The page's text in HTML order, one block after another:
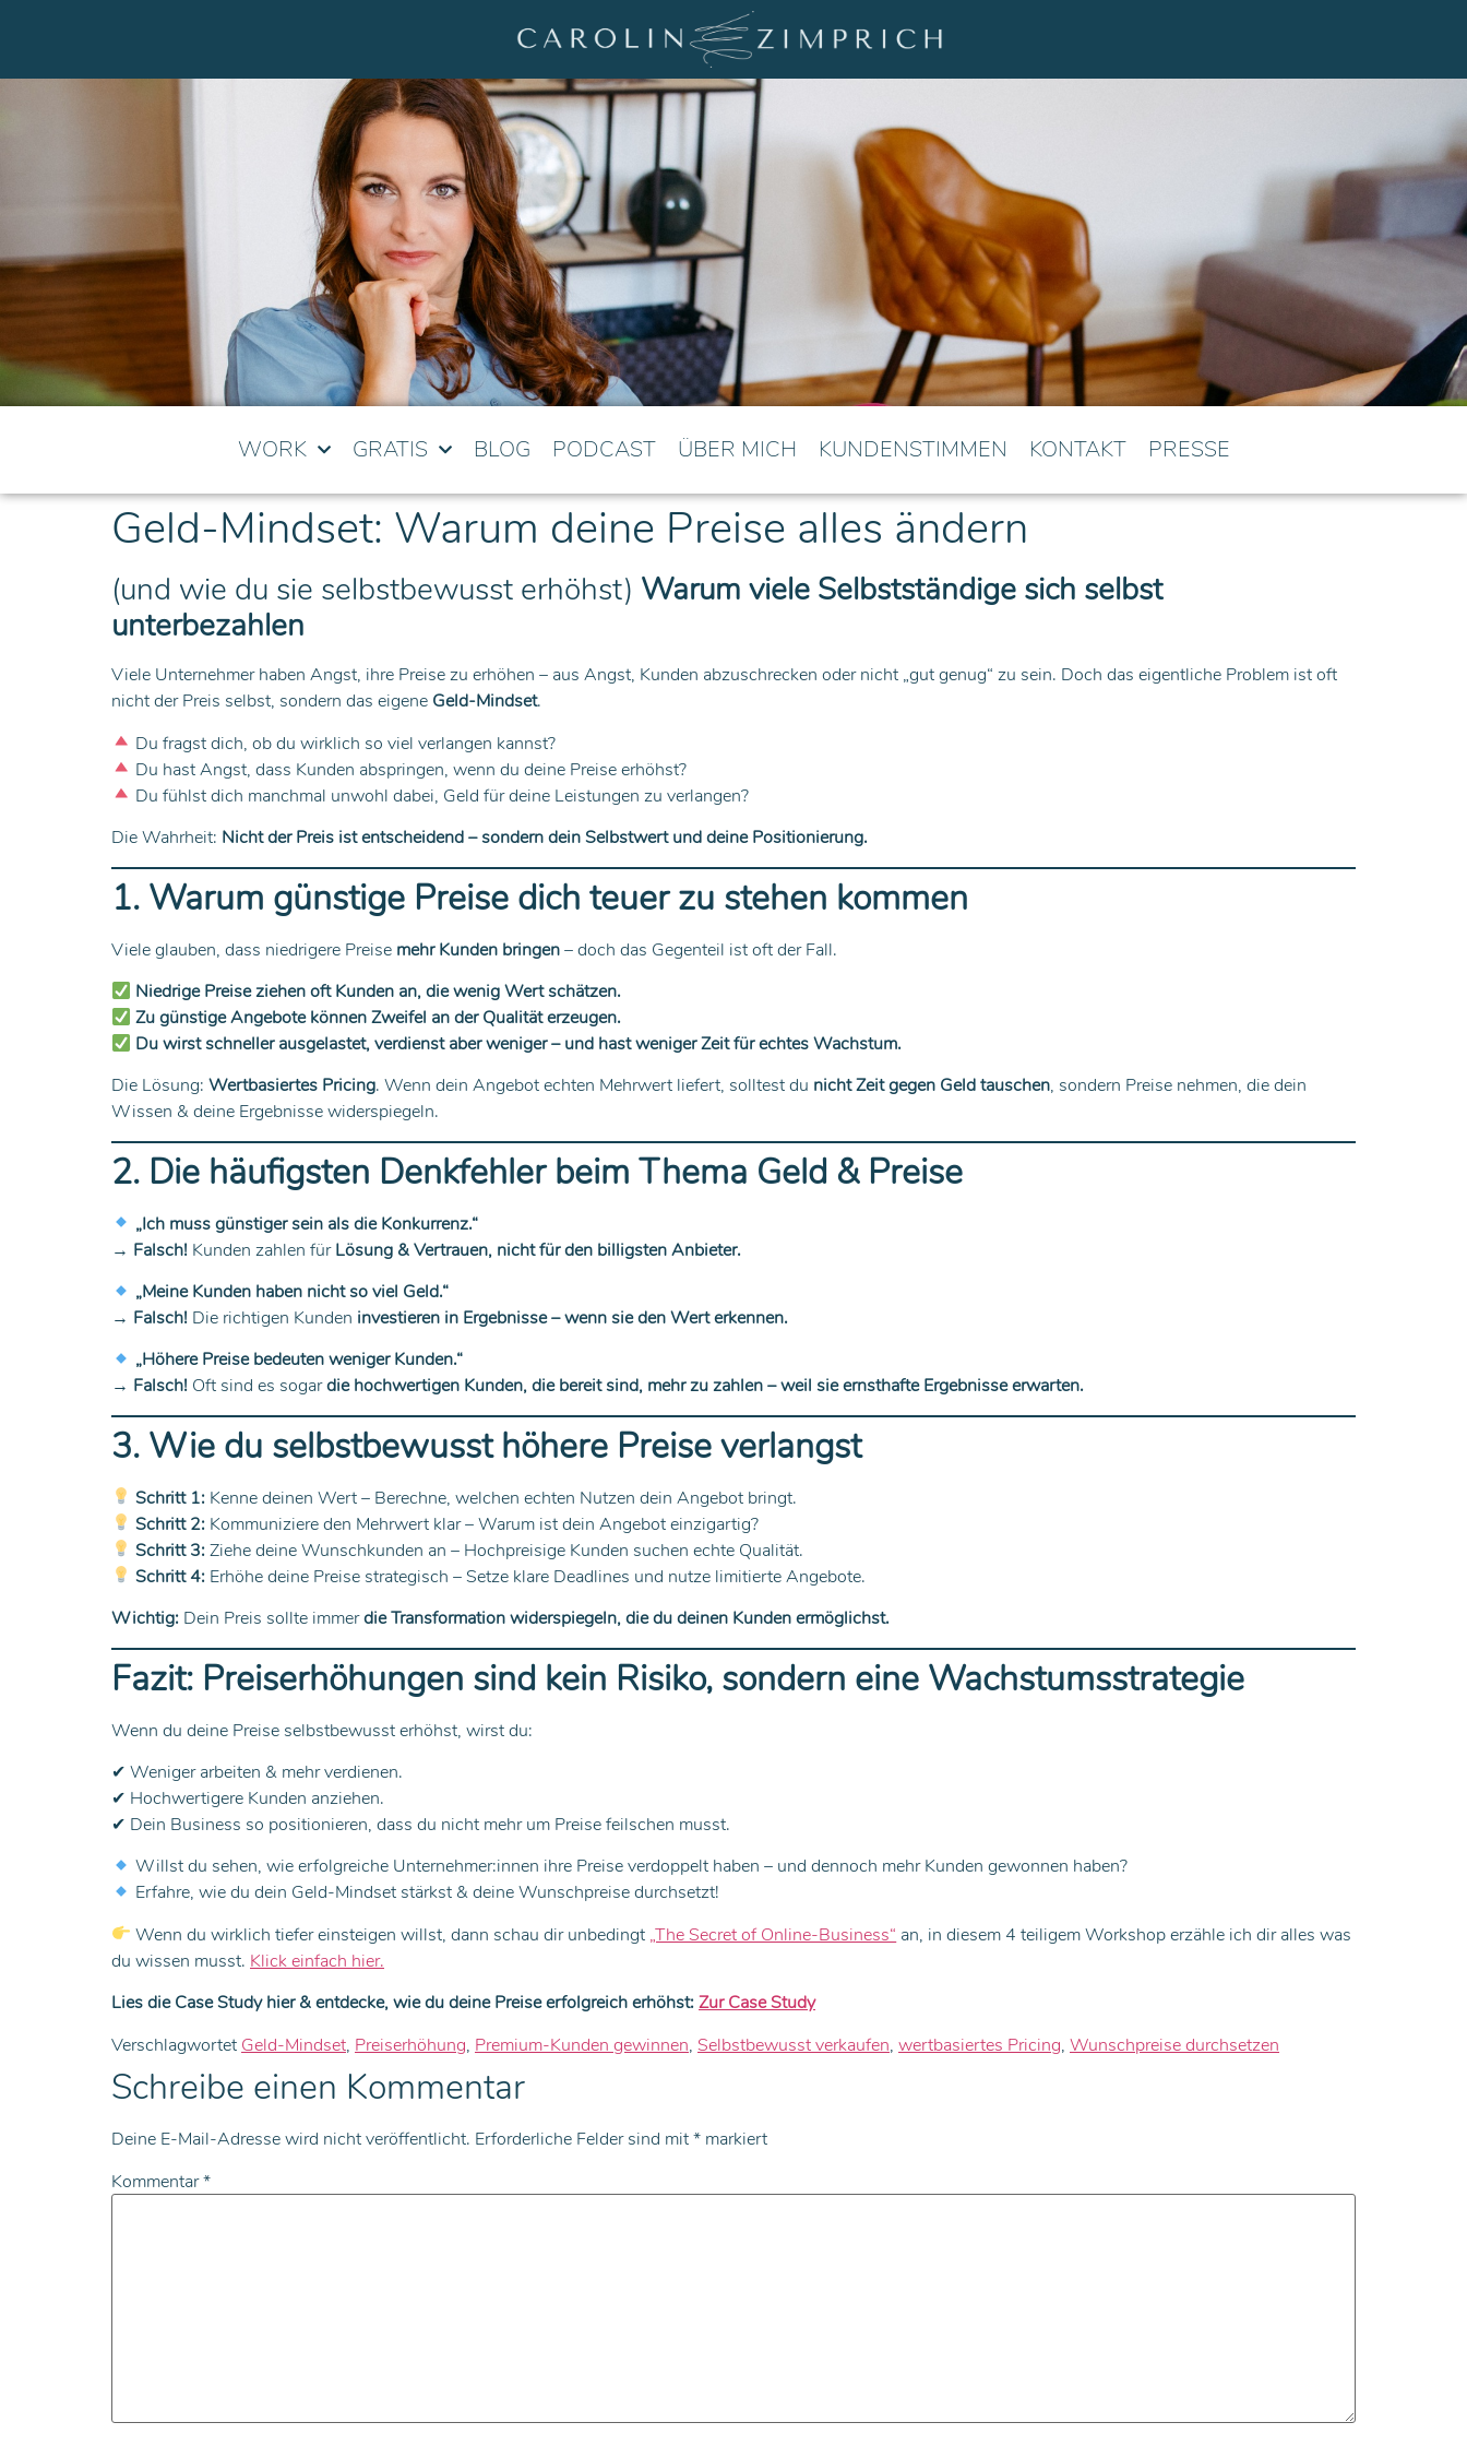
WORK GRATIS BLOG PODCAST ÜBER MICH KUNDENSTIMMEN KONTAKT PRESSE
Geld-Mindset: Warum deine Preise alles ändern
(und wie du sie selbstbewusst erhöhst) Warum viele Selbstständige sich selbst
unterbezahlen
Viele Unternehmer haben Angst, ihre Preise zu erhöhen – aus Angst, Kunden abzuschrecken oder nicht „gut genug“ zu sein. Doch das eigentliche Problem ist oft
nicht der Preis selbst, sondern das eigene Geld-Mindset.
Du fragst dich, ob du wirklich so viel verlangen kannst?
Du hast Angst, dass Kunden abspringen, wenn du deine Preise erhöhst?
Du fühlst dich manchmal unwohl dabei, Geld für deine Leistungen zu verlangen?
Die Wahrheit: Nicht der Preis ist entscheidend – sondern dein Selbstwert und deine Positionierung.
1. Warum günstige Preise dich teuer zu stehen kommen
Viele glauben, dass niedrigere Preise mehr Kunden bringen– doch das Gegenteil ist oft der Fall.
Niedrige Preise ziehen oft Kunden an, die wenig Wert schätzen.
Zu günstige Angebote können Zweifel an der Qualität erzeugen.
Du wirst schneller ausgelastet, verdienst aber weniger – und hast weniger Zeit für echtes Wachstum.
Die Lösung: Wertbasiertes Pricing. Wenn dein Angebot echten Mehrwert liefert, solltest du nicht Zeit gegen Geld tauschen, sondern Preise nehmen, die dein
Wissen & deine Ergebnisse widerspiegeln.
2. Die häufigsten Denkfehler beim Thema Geld & Preise
„Ich muss günstiger sein als die Konkurrenz.“
→ Falsch! Kunden zahlen fürLösung & Vertrauen, nicht für den billigsten Anbieter.
„Meine Kunden haben nicht so viel Geld.“
→ Falsch! Die richtigen Kunden investieren in Ergebnisse – wenn sie den Wert erkennen.
„Höhere Preise bedeuten weniger Kunden.“
→ Falsch! Oft sind es sogardie hochwertigen Kunden, die bereit sind, mehr zu zahlen – weil sie ernsthafte Ergebnisse erwarten.
3. Wie du selbstbewusst höhere Preise verlangst
Schritt 1: Kenne deinen Wert – Berechne, welchen echten Nutzen dein Angebot bringt.
Schritt 2: Kommuniziere den Mehrwert klar – Warum ist dein Angebot einzigartig?
Schritt 3:Ziehe deine Wunschkunden an – Hochpreisige Kunden suchen echte Qualität.
Schritt 4: Erhöhe deine Preise strategisch – Setze klare Deadlines und nutze limitierte Angebote.
Wichtig: Dein Preis sollte immerdie Transformation widerspiegeln, die du deinen Kunden ermöglichst.
Fazit: Preiserhöhungen sind kein Risiko, sondern eine Wachstumsstrategie
Wenn du deine Preise selbstbewusst erhöhst, wirst du:
✔ Weniger arbeiten & mehr verdienen.
✔ Hochwertigere Kunden anziehen.
✔ Dein Business so positionieren, dass du nicht mehr um Preise feilschen musst.
Willst du sehen, wie erfolgreiche Unternehmer:innen ihre Preise verdoppelt haben – und dennoch mehr Kunden gewonnen haben?
Erfahre, wie du dein Geld-Mindset stärkst & deine Wunschpreise durchsetzt!
Wenn du wirklich tiefer einsteigen willst, dann schau dir unbedingt „The Secret of Online-Business“ an, in diesem 4 teiligem Workshop erzähle ich dir alles was
du wissen musst. Klick einfach hier.
Lies die Case Study hier & entdecke, wie du deine Preise erfolgreich erhöhst:Zur Case Study
Verschlagwortet Geld-Mindset, Preiserhöhung, Premium-Kunden gewinnen, Selbstbewusst verkaufen, wertbasiertes Pricing, Wunschpreise durchsetzen
Schreibe einen Kommentar
Deine E-Mail-Adresse wird nicht veröffentlicht. Erforderliche Felder sind mit* markiert
Kommentar*